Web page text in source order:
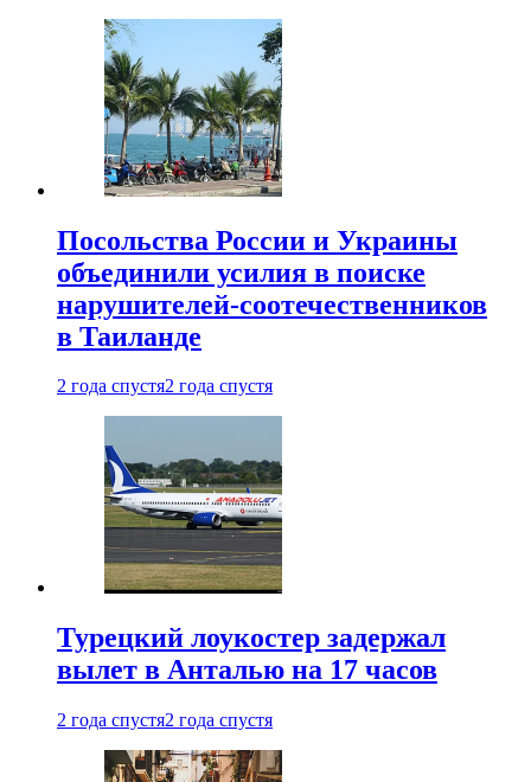
Посольства России и Украины
объединили усилия в поиске
нарушителей-соотечественников
в Таиланде
2 года спустя2 года спустя
Турецкий лоукостер задержал
вылет в Анталью на 17 часов
2 года спустя2 года спустя